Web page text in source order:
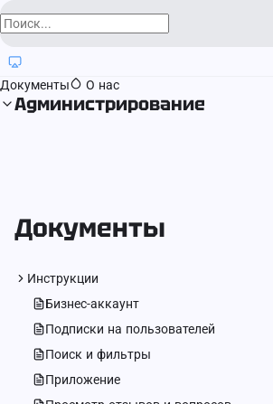
О компании
Контактная информация
Документы
О нас
Администрирование
Документы
Инструкции
Бизнес-аккаунт
Подписки на пользователей
Поиск и фильтры
Приложение